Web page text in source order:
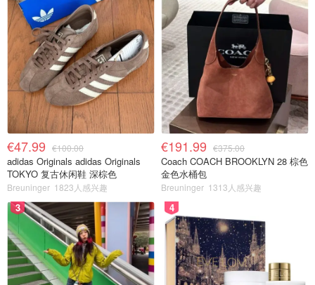
€47.99 €100.00
adidas Originals adidas Originals
TOKYO 复古休闲鞋 深棕色
Breuninger 1823人感兴趣
€191.99 €375.00
Coach COACH BROOKLYN 28 棕色
金色水桶包
Breuninger 1313人感兴趣
3 4